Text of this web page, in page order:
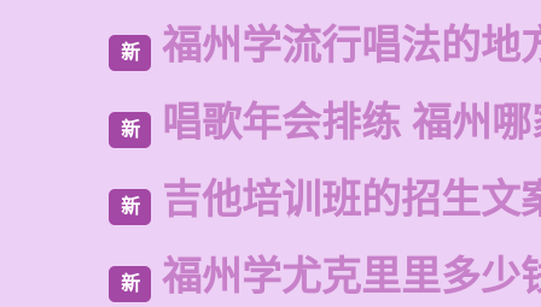
新 福州学流行唱法的地
新 唱歌年会排练 福州
新 吉他培训班的招生文
新 福州学尤克里里多少